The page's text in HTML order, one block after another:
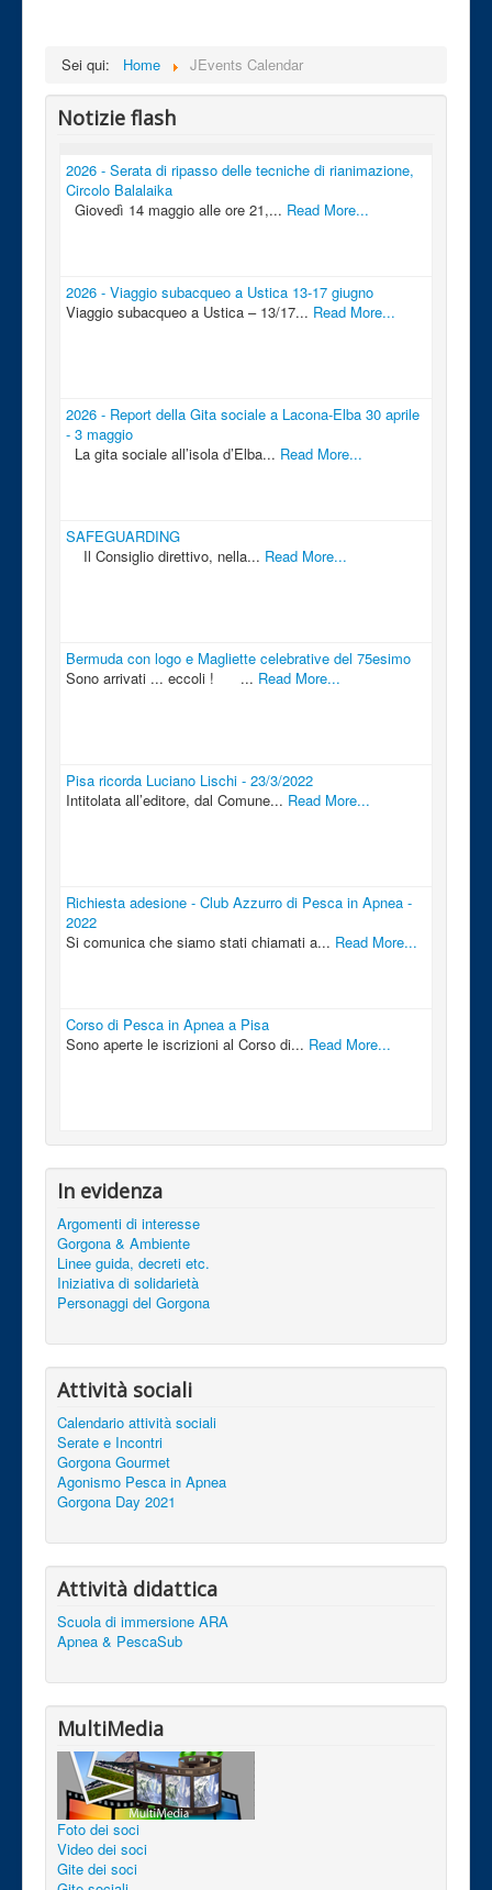
Sei qui: Home JEvents Calendar
Notizie flash
2026 - Serata di ripasso delle tecniche di rianimazione,
Circolo Balalaika
Giovedì 14 maggio alle ore 21,... Read More...
2026 - Viaggio subacqueo a Ustica 13-17 giugno
Viaggio subacqueo a Ustica – 13/17... Read More...
2026 - Report della Gita sociale a Lacona-Elba 30 aprile
- 3 maggio
La gita sociale all’isola d’Elba... Read More...
SAFEGUARDING
Il Consiglio direttivo, nella... Read More...
Bermuda con logo e Magliette celebrative del 75esimo
Sono arrivati ... eccoli ! ... Read More...
Pisa ricorda Luciano Lischi - 23/3/2022
Intitolata all’editore, dal Comune... Read More...
Richiesta adesione - Club Azzurro di Pesca in Apnea -
2022
Si comunica che siamo stati chiamati a... Read More...
Corso di Pesca in Apnea a Pisa
Sono aperte le iscrizioni al Corso di... Read More...
In evidenza
Argomenti di interesse
Gorgona & Ambiente
Linee guida, decreti etc.
Iniziativa di solidarietà
Personaggi del Gorgona
Attività sociali
Calendario attività sociali
Serate e Incontri
Gorgona Gourmet
Agonismo Pesca in Apnea
Gorgona Day 2021
Attività didattica
Scuola di immersione ARA
Apnea & PescaSub
MultiMedia
Foto dei soci
Video dei soci
Gite dei soci